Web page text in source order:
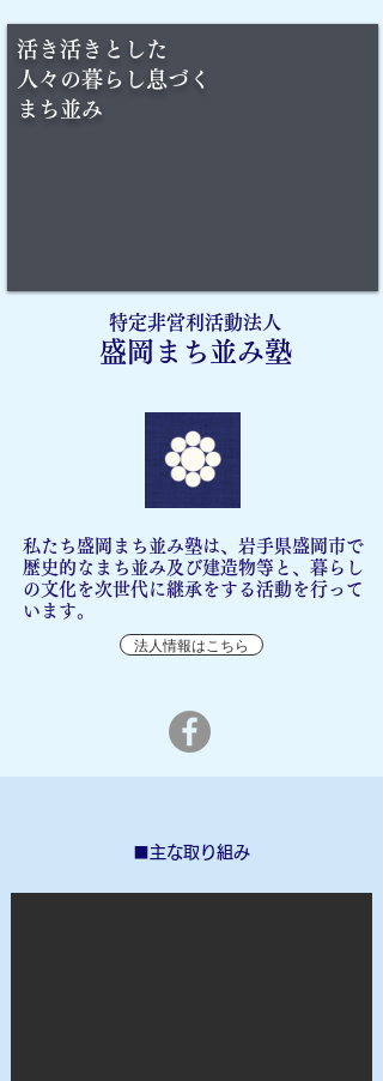
活き活きとした
人々の​暮らし息づく
まち並み
特定非営利活動法人
盛岡まち並み塾
私たち盛岡まち並み塾は、岩手県盛岡市で
歴史的なまち並み及び建造物等と、暮らし
の文化を次世代に継承をする活動を行って
います。
法人情報はこちら
​■主な取り組み